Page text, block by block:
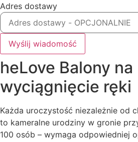
Adres dostawy
Wyślij wiadomość
heLove Balony na
wyciągnięcie ręki
Każda uroczystość niezależnie od
to kameralne urodziny w gronie
100 osób – wymaga odpowiedniej